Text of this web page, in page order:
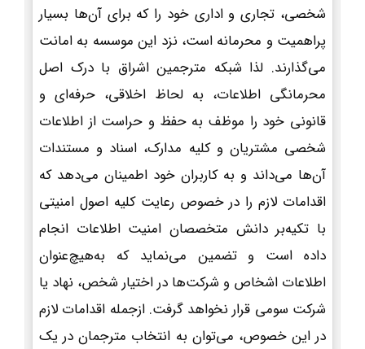
شخصی، تجاری و اداری خود را که برای آن‌ها بسیار
پراهمیت و محرمانه است، نزد این موسسه به امانت
می‌گذارند. لذا شبکه مترجمین اشراق با درک اصل
محرمانگی اطلاعات، به لحاظ اخلاقی، حرفه‌ای و
قانونی خود را موظف به حفظ و حراست از اطلاعات
شخصی مشتریان و کلیه مدارک، اسناد و مستندات
آن‌ها می‌داند و به کاربران خود اطمینان می‌دهد که
اقدامات لازم را در خصوص رعایت کلیه اصول امنیتی
با تکیه‌بر دانش متخصصان امنیت اطلاعات انجام
داده است و تضمین می‌نماید که به‌هیچ‌عنوان
اطلاعات اشخاص و شرکت‌ها در اختیار شخص، نهاد یا
شرکت سومی قرار نخواهد گرفت. ازجمله اقدامات لازم
در این خصوص، می‌توان به انتخاب مترجمان در یک